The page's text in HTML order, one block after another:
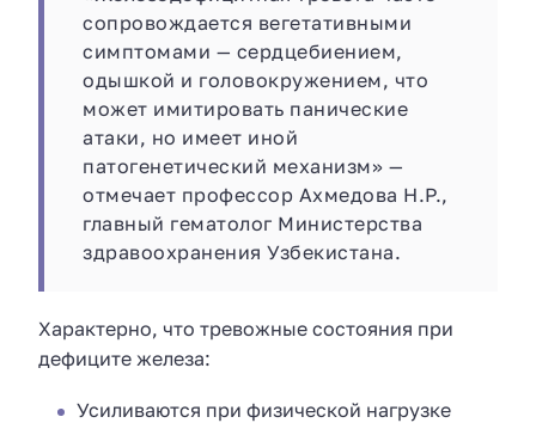
сопровождается вегетативными
симптомами — сердцебиением,
одышкой и головокружением, что
может имитировать панические
атаки, но имеет иной
патогенетический механизм» —
отмечает профессор Ахмедова Н.Р.,
главный гематолог Министерства
здравоохранения Узбекистана.
Характерно, что тревожные состояния при
дефиците железа:
Усиливаются при физической нагрузке